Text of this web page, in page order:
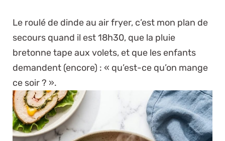
Le roulé de dinde au air fryer, c’est mon plan de
secours quand il est 18h30, que la pluie
bretonne tape aux volets, et que les enfants
demandent (encore) : « qu’est-ce qu’on mange
ce soir ? ».